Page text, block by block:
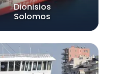
Dionisios
Solomos